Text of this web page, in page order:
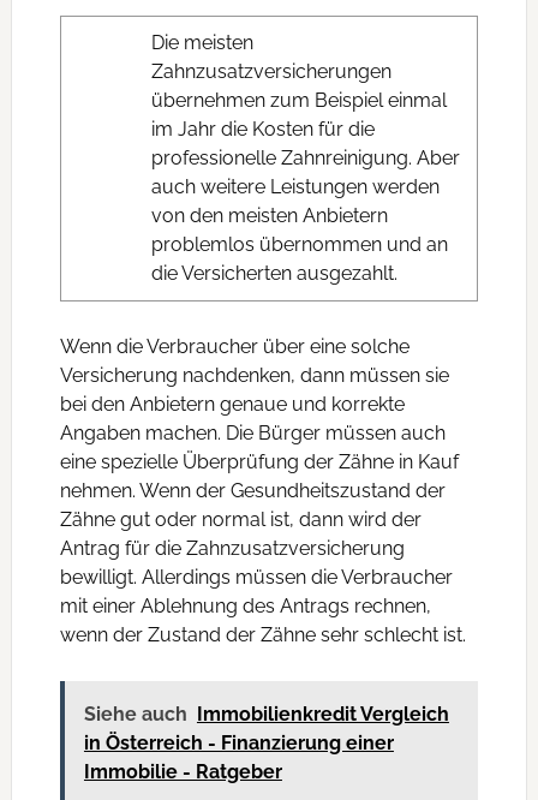
Die meisten
Zahnzusatzversicherungen
übernehmen zum Beispiel einmal
im Jahr die Kosten für die
professionelle Zahnreinigung. Aber
auch weitere Leistungen werden
von den meisten Anbietern
problemlos übernommen und an
die Versicherten ausgezahlt.
Wenn die Verbraucher über eine solche
Versicherung nachdenken, dann müssen sie
bei den Anbietern genaue und korrekte
Angaben machen. Die Bürger müssen auch
eine spezielle Überprüfung der Zähne in Kauf
nehmen. Wenn der Gesundheitszustand der
Zähne gut oder normal ist, dann wird der
Antrag für die Zahnzusatzversicherung
bewilligt. Allerdings müssen die Verbraucher
mit einer Ablehnung des Antrags rechnen,
wenn der Zustand der Zähne sehr schlecht ist.
Siehe auch Immobilienkredit Vergleich
in Österreich - Finanzierung einer
Immobilie - Ratgeber